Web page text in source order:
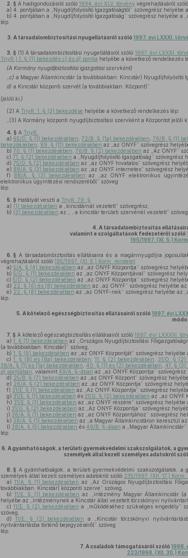
2. § A hadigondozásról szóló 1994. évi XLV. törvény végrehajtásáról
a) 4. pontjában a „Nyugdíjfolyósító Igazgatóságtól” szövegrész helyébe
b) 4. pontjában a „Nyugdíjfolyósító Igazgatóság” szövegrész helyébe a
lép.
3. A társadalombiztosítási nyugellátásról szóló 1997. évi LXXXI.
3. § (1) A társadalombiztosítási nyugellátásról szóló 1997. évi LXXXI.
TnyR.) 1. § (1) bekezdés c) és d) pontja helyébe a következő rendelkezés
(A Kormány nyugdíjbiztosítási igazgatási szervként)
c) a Magyar Államkincstár (a továbbiakban: Kincstár) Nyugdíjfolyósító
d) a Kincstár központi szervét (a továbbiakban: Központ)”
(jelöli ki.)
(2) A TnyR. 1. § (3) bekezdése helyébe a következő rendelkezés lép:
„(3) A Kormány központi nyugdíjbiztosítási szervként a Központot jelöli
4. § A TnyR.
a) 65/D. § (1) bekezdésében ,72/B. § (1a) bekezdésében 76/B. § (1)
bekezdésében
89. § (11) bekezdésében az „az ONYF” szövegrész
b) 70. § (1) bekezdésében 76/B. § (2) bekezdésében az „Az ONYF”
c) 71. § (2) bekezdésében a „Nyugdíjfolyósító Igazgatóság” szövegrész
d) 75/D. § (2) bekezdésében az „az ONYF hivatalos” szövegrész
e) 88/A. § (3) bekezdésében az „az ONYF internetes” szövegrész
f)
88/A. § (3) bekezdésében az „az ONYF elektronikus
elektronikus ügyintézési rendszeréből” szöveg
lép.
5. § Hatályát veszti a TnyR. 79. §
a) (1) bekezdésében a „kincstárnál vezetett” szövegrész,
b) (3) bekezdésében az „ , a kincstár területi szervénél vezetett”
4. A társadalombiztosítás
valamint e szolgáltatások fedezetéről szóló
195/1997. (XI. 5.)
6. § A társadalombiztosítás ellátásaira és a magánnyugdíjra
végrehajtásáról szóló 195/1997. (XI. 5.) Korm. rendelet
a) 5/A. § (4) bekezdésében az „az ONYF Központja” szövegrész
b) 5/D. § (1) bekezdésében az „az ONYF Központjával” szövegrész
c) 5/D. § (2) bekezdésében az „az ONYF Központja” szövegrész
d) 22. § (6) és (8) bekezdésében az „az ONYF” szövegrész helyébe az
e) 22. § (8) bekezdésében az „az ONYF-nek” szövegrész helyébe az
lép.
5. A kötelező egészségbiztosítás ellátásairól szóló1997. évi
7. § A kötelező egészségbiztosítás ellátásairól szóló 1997. évi LXXXIII.
a) 1. § (1) bekezdésében az „Országos Nyugdíjbiztosítási
(a továbbiakban: Kincstár)” szöveg,
b) 1. § (6) bekezdésében az „az ONYF Központját” szövegrész
c) 1. § (8) és (8a) bekezdésében 11. § (2) bekezdésében 31/D. § (2)
38/A. § (1) és (1a) bekezdésében 40. § (1) és (2) bekezdésében 41. § (3)
a) pontjában , valamint 49/A. §-ában az „az ONYF Központja” szövegrész
d) 25/B. § (7) bekezdésében az „az ONYF Központ” szövegrész
e) 26/A. § (2) bekezdésében az „az ONYF Központja” szövegrész
f) 31/E. § (1) bekezdésében az „Az ONYF Központja” szövegrész
g) 31/E. § (1) bekezdésében és 31/G. § (2) bekezdésében az „az ONYF
h) 31/E. § (1) bekezdésében az „az ONYF részére” szövegrész helyébe
i) 31/G. § (2) bekezdésében az „Az ONYF Központja” szövegrész
j) 38/A. § (1) bekezdésében az „az ONYF Központjához” szövegrész
k) 38/A. § (1) bekezdésében az „a Magyar Államkincstáron keresztül
l) 38/A. § (5) bekezdésében és 49/B. §-ában a „Magyar
lép.
6. A gyámhatóságok, a területi gyermekvédelmi szakszolgálatok, a
személyek által kezelt személyes adatokról
8. § A gyámhatóságok, a területi gyermekvédelmi szakszolgálatok,
személyek által kezelt személyes adatokról szóló 235/1997. (XII. 17.)
a) 11/A. § (1) bekezdésében az „Az Országos Nyugdíjbiztosítási
továbbiakban: Kincstár) központi szerve” szöveg,
b) 11/E. § (1) bekezdésében az „intézmény Magyar Államkincstár
helyébe az „intézménynek a Kincstár által vezetett törzskönyvi
c) 11/E. § (2) bekezdésében a „működéséhez szükséges engedély”
szöveg,
d)
11/E. § (2) bekezdésében
a „Kincstár törzskönyvi
nyilvántartásba történő bejegyzéséről” szöveg
lép.
7. A családok támogatásáról szóló1998.
223/1998. (XII. 30.)